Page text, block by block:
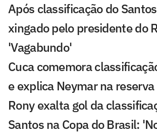
Após classificação do
xingado pelo presidente do
'Vagabundo'
Cuca comemora
e explica Neymar na reserva
Rony exalta gol da
Santos na Copa do Brasil: